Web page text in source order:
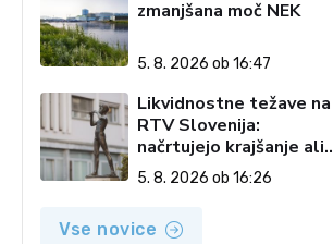
zmanjšana moč NEK
5. 8. 2026 ob 16:47
Likvidnostne težave na
RTV Slovenija:
načrtujejo krajšanje ali
ukinitev oddaj in nižji
doseg vsebin
5. 8. 2026 ob 16:26
Vse novice